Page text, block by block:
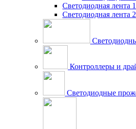
Светодиодная лента
Светодиодная лента
Контроллеры и
Светодиодные